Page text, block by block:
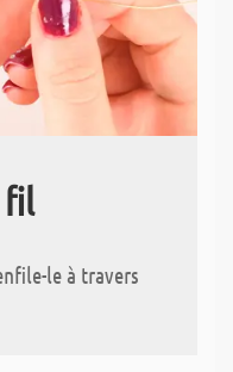
fil
le à travers